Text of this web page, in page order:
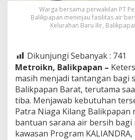
Warga bersama perwakilan PT
Balikpapan meninjau fasilitas air
Kelurahan Baru Ilir,
Dikunjungi Sebanyak : 741
Metroikn, Balikpapan –
masih menjadi tantangan bagi
Balikpapan Barat, terutama
tiba. Menjawab kebutuhan
Patra Niaga Kilang Balikpapan
bantuan sarana air bersih bagi
kawasan Program